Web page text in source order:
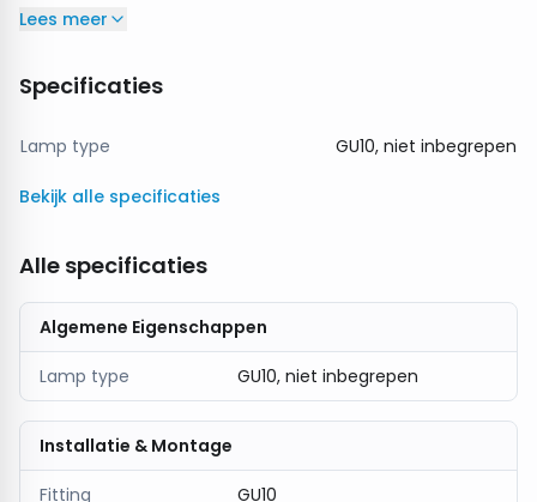
kantoorruimte.
en speels lichtbeeld en laat het licht op een
sfeervolle manier door de ruimte verspreiden.
sfeerverlichting of als stijlvol designaccent binnen
Met eenIP20-classificatie
geschikt voor gebruik binnenshuis in droge ruimtes.
Het tijdloze ontwerp combineert functionaliteit met
een nostalgische touch en maakt deze hanglamp
tot een echte blikvanger.
Met deHanglamp HOLA GRID FIX in antiek
voor een warme, stijlvolle en betrouwbare
Lees meer
Specificaties
Lamp type GU10, niet inbegrepen
Bekijk alle specificaties
Alle specificaties
Algemene Eigenschappen
Lamp type GU10, niet inbegrepen
Installatie & Montage
Fitting GU10